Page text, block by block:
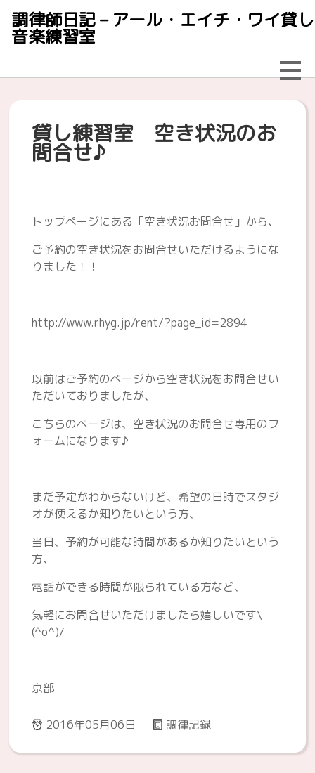
調律師日記 – アール・エイチ・ワイ貸し
音楽練習室
貸し練習室 空き状況のお
問合せ♪
トップページにある「空き状況お問合せ」から、
ご予約の空き状況をお問合せいただけるようにな
りました！！
http://www.rhyg.jp/rent/?page_id=2894
以前はご予約のページから空き状況をお問合せい
ただいておりましたが、
こちらのページは、空き状況のお問合せ専用のフ
ォームになります♪
まだ予定がわからないけど、希望の日時でスタジ
オが使えるか知りたいという方、
当日、予約が可能な時間があるか知りたいという
方、
電話ができる時間が限られている方など、
気軽にお問合せいただけましたら嬉しいです\
(^o^)/
京部
2016年05月06日 調律記録